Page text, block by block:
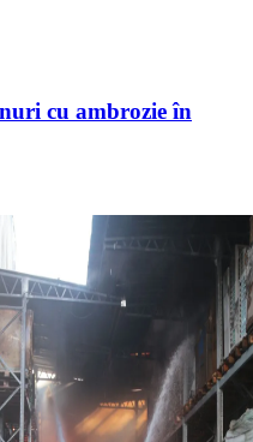
cu ambrozie în